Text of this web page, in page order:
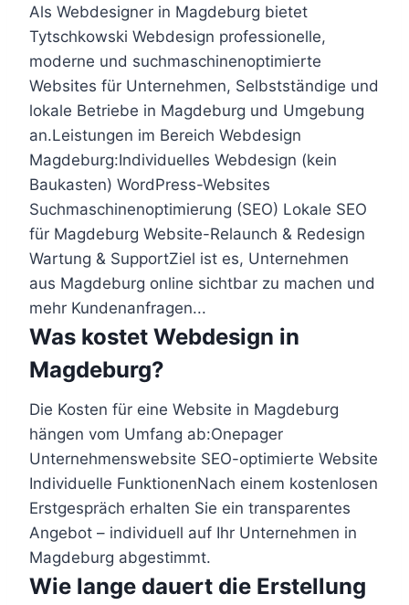
Als Webdesigner in Magdeburg bietet
Tytschkowski Webdesign professionelle,
moderne und suchmaschinenoptimierte
Websites für Unternehmen, Selbstständige und
lokale Betriebe in Magdeburg und Umgebung
an.Leistungen im Bereich Webdesign
Magdeburg:Individuelles Webdesign (kein
Baukasten) WordPress-Websites
Suchmaschinenoptimierung (SEO) Lokale SEO
für Magdeburg Website-Relaunch & Redesign
Wartung & SupportZiel ist es, Unternehmen
aus Magdeburg online sichtbar zu machen und
mehr Kundenanfragen...
Was kostet Webdesign in
Magdeburg?
Die Kosten für eine Website in Magdeburg
hängen vom Umfang ab:Onepager
Unternehmenswebsite SEO-optimierte Website
Individuelle FunktionenNach einem kostenlosen
Erstgespräch erhalten Sie ein transparentes
Angebot – individuell auf Ihr Unternehmen in
Magdeburg abgestimmt.
Wie lange dauert die Erstellung